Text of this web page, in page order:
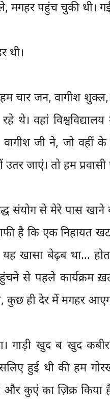
मगहर पहुंच चुकी थी। गई
थी।
चार जन, वागीश
थे। वहां
वागीश जी ने, जो वहीं
जाएं। तो हम
संयोग से मेरे पास खाने
है कि एक निहायत
खासा बेढ़ब था…
से पहले कार्यक्रम
ही देर में मगहर
गाड़ी खुद ब खुद
हुई थी की हम
और कुएं का ज़िक्र